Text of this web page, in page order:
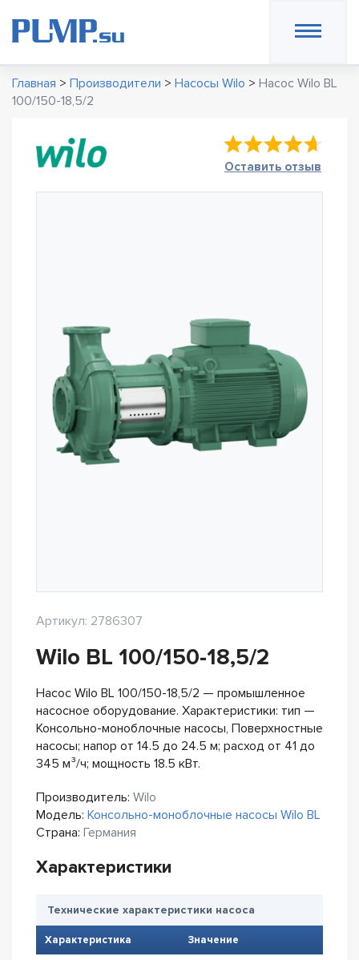
Главная > Производители > Насосы Wilo > Насос Wilo BL
100/150-18,5/2
Оставить отзыв
Артикул: 2786307
Wilo BL 100/150-18,5/2
Насос Wilo BL 100/150-18,5/2 — промышленное
насосное оборудование. Характеристики: тип —
Консольно-моноблочные насосы, Поверхностные
насосы; напор от 14.5 до 24.5 м; расход от 41 до
345 м³/ч; мощность 18.5 кВт.
Производитель: Wilo
Модель: Консольно-моноблочные насосы Wilo BL
Страна: Германия
Характеристики
Технические характеристики насоса
Характеристика Значение